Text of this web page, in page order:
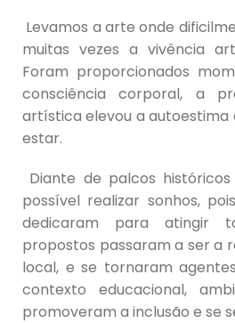
Levamos a arte onde
muitas vezes a vivência
Foram proporcionados
consciência corporal, a
artística elevou a
estar.
Diante de palcos
possível realizar sonhos,
dedicaram para atingir
propostos passaram a ser a
local, e se tornaram
contexto educacional,
promoveram a inclusão e se